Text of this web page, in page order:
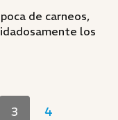
de carneos,
los
3
4